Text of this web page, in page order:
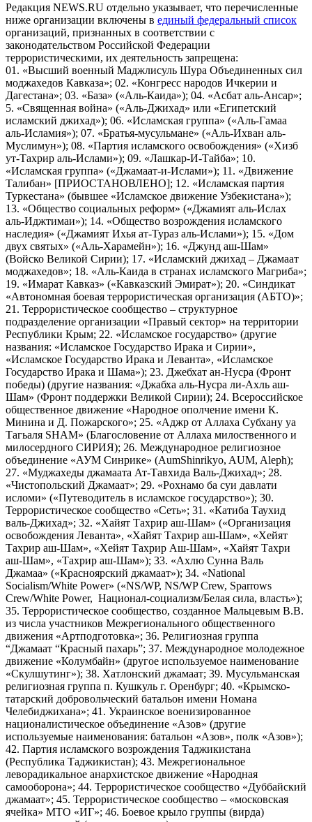
Редакция NEWS.RU отдельно указывает, что перечисленные
ниже организации включены в единый федеральный список
организаций, признанных в соответствии с
законодательством Российской Федерации
террористическими, их деятельность запрещена:
01. «Высший военный Маджлисуль Шура Объединенных сил
моджахедов Кавказа»; 02. «Конгресс народов Ичкерии и
Дагестана»; 03. «База» («Аль-Каида»); 04. «Асбат аль-Ансар»;
5. «Священная война» («Аль-Джихад» или «Египетский
исламский джихад»); 06. «Исламская группа» («Аль-Гамаа
аль-Исламия»); 07. «Братья-мусульмане» («Аль-Ихван аль-
Муслимун»); 08. «Партия исламского освобождения» («Хизб
ут-Тахрир аль-Ислами»); 09. «Лашкар-И-Тайба»; 10.
«Исламская группа» («Джамаат-и-Ислами»); 11. «Движение
Талибан» [ПРИОСТАНОВЛЕНО]; 12. «Исламская партия
Туркестана» (бывшее «Исламское движение Узбекистана»);
13. «Общество социальных реформ» («Джамият аль-Ислах
аль-Иджтимаи»); 14. «Общество возрождения исламского
наследия» («Джамият Ихья ат-Тураз аль-Ислами»); 15. «Дом
двух святых» («Аль-Харамейн»); 16. «Джунд аш-Шам»
(Войско Великой Сирии); 17. «Исламский джихад – Джамаат
моджахедов»; 18. «Аль-Каида в странах исламского Магриба»;
19. «Имарат Кавказ» («Кавказский Эмират»); 20. «Синдикат
«Автономная боевая террористическая организация (АБТО)»;
21. Террористическое сообщество – структурное
подразделение организации «Правый сектор» на территории
Республики Крым; 22. «Исламское государство» (другие
названия: «Исламское Государство Ирака и Сирии»,
«Исламское Государство Ирака и Леванта», «Исламское
Государство Ирака и Шама»); 23. Джебхат ан-Нусра (Фронт
победы) (другие названия: «Джабха аль-Нусра ли-Ахль аш-
Шам» (Фронт поддержки Великой Сирии); 24. Всероссийское
общественное движение «Народное ополчение имени К.
Минина и Д. Пожарского»; 25. «Аджр от Аллаха Субхану уа
Тагьаля SHAM» (Благословение от Аллаха милоственного и
милосердного СИРИЯ); 26. Международное религиозное
объединение «АУМ Синрике» (AumShinrikyo, AUM, Aleph);
27. «Муджахеды джамаата Ат-Тавхида Валь-Джихад»; 28.
«Чистопольский Джамаат»; 29. «Рохнамо ба суи давлати
исломи» («Путеводитель в исламское государство»); 30.
Террористическое сообщество «Сеть»; 31. «Катиба Таухид
валь-Джихад»; 32. «Хайят Тахрир аш-Шам» («Организация
освобождения Леванта», «Хайят Тахрир аш-Шам», «Хейят
Тахрир аш-Шам», «Хейят Тахрир Аш-Шам», «Хайят Тахри
аш-Шам», «Тахрир аш-Шам»); 33. «Ахлю Сунна Валь
Джамаа» («Красноярский джамаат»); 34. «National
Socialism/White Power» («NS/WP, NS/WP Crew, Sparrows
Crew/White Power, Национал-социализм/Белая сила, власть»);
35. Террористическое сообщество, созданное Мальцевым В.В.
из числа участников Межрегионального общественного
движения «Артподготовка»; 36. Религиозная группа
“Джамаат “Красный пахарь”; 37. Международное молодежное
движение «Колумбайн» (другое используемое наименование
«Скулшутинг»); 38. Хатлонский джамаат; 39. Мусульманская
религиозная группа п. Кушкуль г. Оренбург; 40. «Крымско-
татарский добровольческий батальон имени Номана
Челебиджихана»; 41. Украинское военизированное
националистическое объединение «Азов» (другие
используемые наименования: батальон «Азов», полк «Азов»);
42. Партия исламского возрождения Таджикистана
(Республика Таджикистан); 43. Межрегиональное
леворадикальное анархистское движение «Народная
самооборона»; 44. Террористическое сообщество «Дуббайский
джамаат»; 45. Террористическое сообщество – «московская
ячейка» МТО «ИГ»; 46. Боевое крыло группы (вирда)